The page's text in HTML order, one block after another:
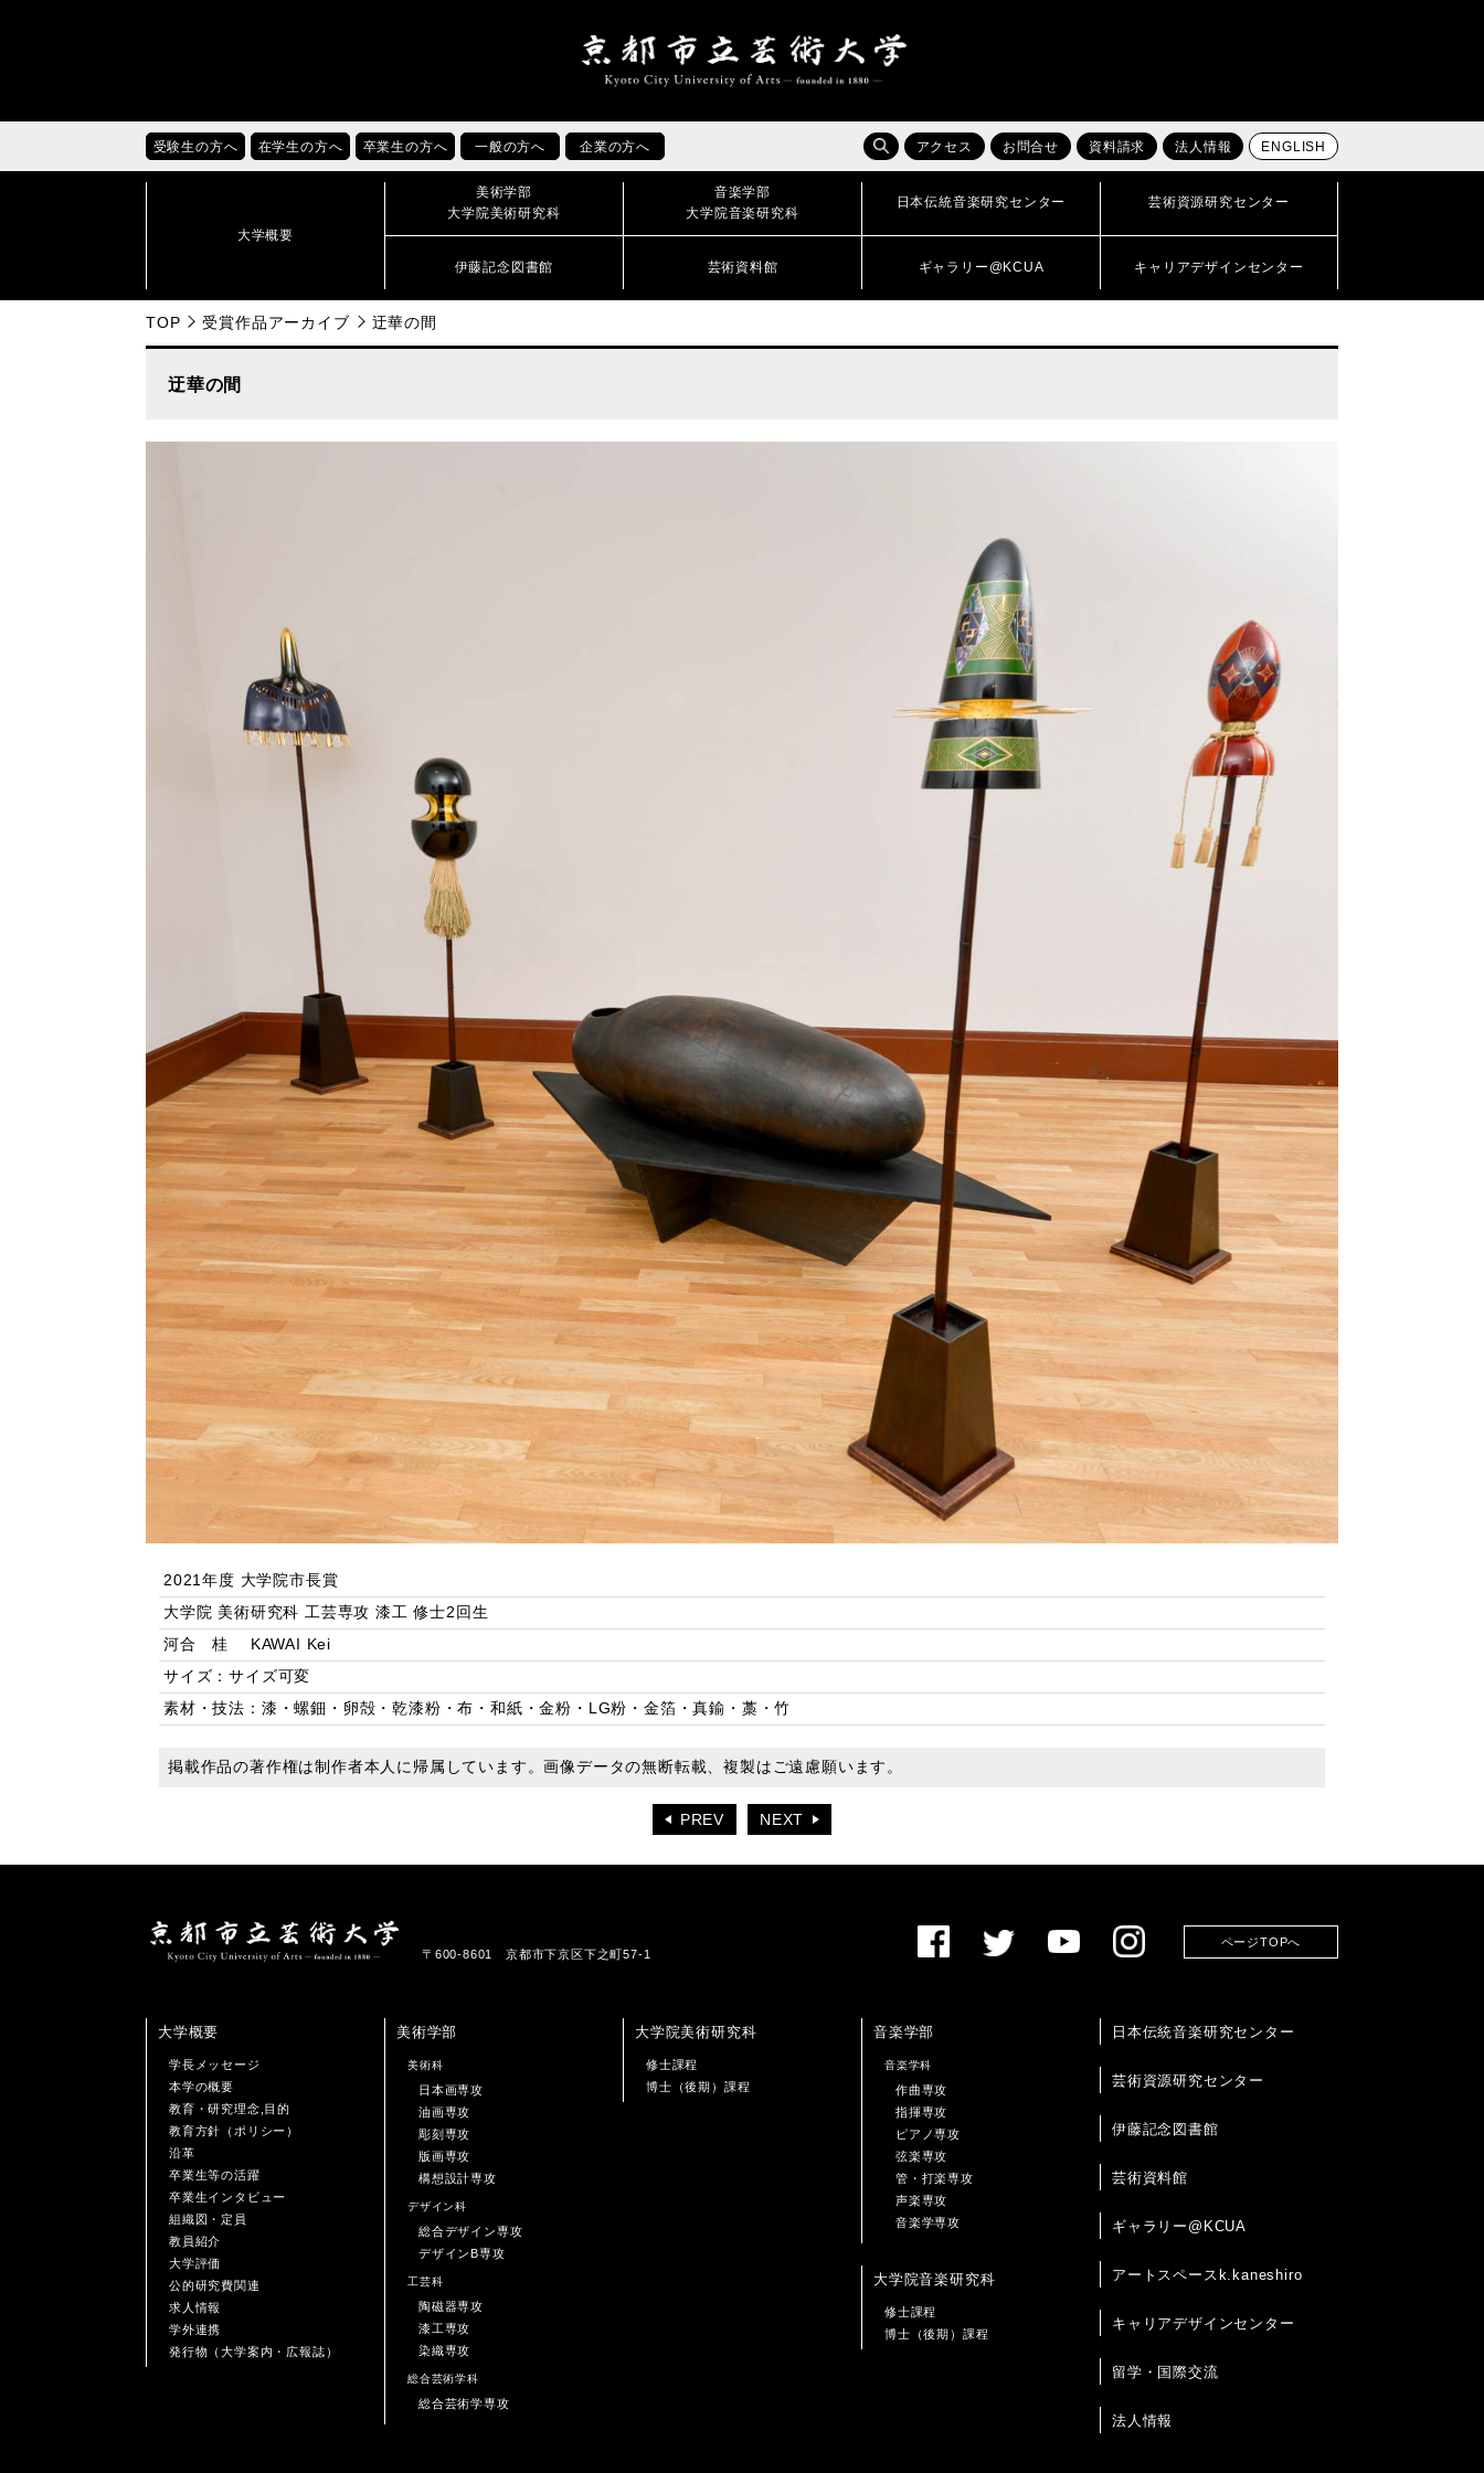
受験生の方へ 在学生の方へ 卒業生の方へ 一般の方へ 企業の方へ アクセス お問合せ 資料請求 法人情報 ENGLISH
大学概要
美術学部
大学院美術研究科
音楽学部
大学院音楽研究科
日本伝統音楽研究センター 芸術資源研究センター
伊藤記念図書館 芸術資料館 ギャラリー@KCUA キャリアデザインセンター
TOP 受賞作品アーカイブ 迂華の間
迂華の間
2021年度 大学院市長賞
大学院 美術研究科 工芸専攻 漆工 修士2回生
河合 桂 KAWAI Kei
サイズ：サイズ可変
素材・技法：漆・螺鈿・卵殻・乾漆粉・布・和紙・金粉・LG粉・金箔・真鍮・藁・竹
掲載作品の著作権は制作者本人に帰属しています。画像データの無断転載、複製はご遠慮願います。
PREV NEXT
〒600-8601 京都市下京区下之町57-1
ページTOPへ
大学概要
学長メッセージ
本学の概要
教育・研究理念,目的
教育方針（ポリシー）
沿革
卒業生等の活躍
卒業生インタビュー
組織図・定員
教員紹介
大学評価
公的研究費関連
求人情報
学外連携
発行物（大学案内・広報誌）
美術学部
美術科
日本画専攻
油画専攻
彫刻専攻
版画専攻
構想設計専攻
デザイン科
総合デザイン専攻
デザインB専攻
工芸科
陶磁器専攻
漆工専攻
染織専攻
総合芸術学科
総合芸術学専攻
大学院美術研究科
修士課程
博士（後期）課程
音楽学部
音楽学科
作曲専攻
指揮専攻
ピアノ専攻
弦楽専攻
管・打楽専攻
声楽専攻
音楽学専攻
大学院音楽研究科
修士課程
博士（後期）課程
日本伝統音楽研究センター
芸術資源研究センター
伊藤記念図書館
芸術資料館
ギャラリー@KCUA
アートスペースk.kaneshiro
キャリアデザインセンター
留学・国際交流
法人情報